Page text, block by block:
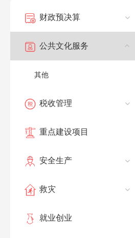
财政预决算
公共文化服务
其他
税收管理
重点建设项目
安全生产
救灾
就业创业